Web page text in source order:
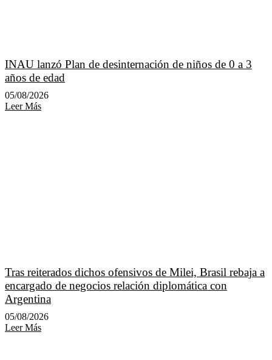
INAU lanzó Plan de desinternación de niños de 0 a 3
años de edad
05/08/2026
Leer Más
Tras reiterados dichos ofensivos de Milei, Brasil rebaja a
encargado de negocios relación diplomática con
Argentina
05/08/2026
Leer Más